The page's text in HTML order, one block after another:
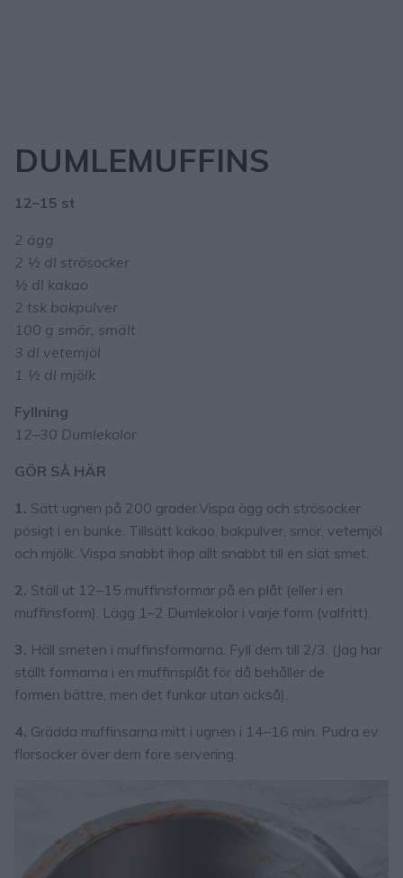
DUMLEMUFFINS
12–15 st
2 ägg
2 ½ dl strösocker
½ dl kakao
2 tsk bakpulver
100 g smör, smält
3 dl vetemjöl
1 ½ dl mjölk
Fyllning
12–30 Dumlekolor
GÖR SÅ HÄR
1. Sätt ugnen på 200 grader.Vispa ägg och strösocker
pösigt i en bunke. Tillsätt kakao, bakpulver, smör, vetemjöl
och mjölk. Vispa snabbt ihop allt snabbt till en slät smet.
2. Ställ ut 12–15 muffinsformar på en plåt (eller i en
muffinsform). Lägg 1–2 Dumlekolor i varje form (valfritt).
3. Häll smeten i muffinsformarna. Fyll dem till 2/3. (Jag har
ställt formarna i en muffinsplåt för då behåller de
formen bättre, men det funkar utan också).
4. Grädda muffinsarna mitt i ugnen i 14–16 min. Pudra ev.
florsocker över dem före servering.